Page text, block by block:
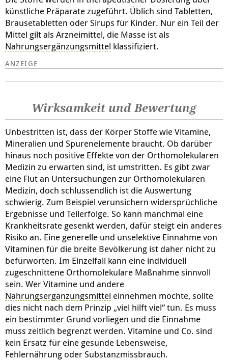
künstliche Präparate zugeführt. Üblich sind Tabletten,
Brausetabletten oder Sirups für Kinder. Nur ein Teil der
Mittel gilt als Arzneimittel, die Masse ist als
Nahrungsergänzungsmittel klassifiziert.
Wirksamkeit und Bewertung
Unbestritten ist, dass der Körper Stoffe wie Vitamine,
Mineralien und Spurenelemente braucht. Ob darüber
hinaus noch positive Effekte von der Orthomolekularen
Medizin zu erwarten sind, ist umstritten. Es gibt zwar
eine Flut an Untersuchungen zur Orthomolekularen
Medizin, doch schlussendlich ist die Auswertung
schwierig. Zum Beispiel verunsichern widersprüchliche
Ergebnisse und Teilerfolge. So kann manchmal eine
Krankheitsrate gesenkt werden, dafür steigt ein anderes
Risiko an. Eine generelle und unselektive Einnahme von
Vitaminen für die breite Bevölkerung ist daher nicht zu
befürworten. Im Einzelfall kann eine individuell
zugeschnittene Orthomolekulare Maßnahme sinnvoll
sein. Wer Vitamine und andere
Nahrungsergänzungsmittel einnehmen möchte, sollte
dies nicht nach dem Prinzip „viel hilft viel“ tun. Es muss
ein bestimmter Grund vorliegen und die Einnahme
muss zeitlich begrenzt werden. Vitamine und Co. sind
kein Ersatz für eine gesunde Lebensweise,
Fehlernährung oder Substanzmissbrauch.